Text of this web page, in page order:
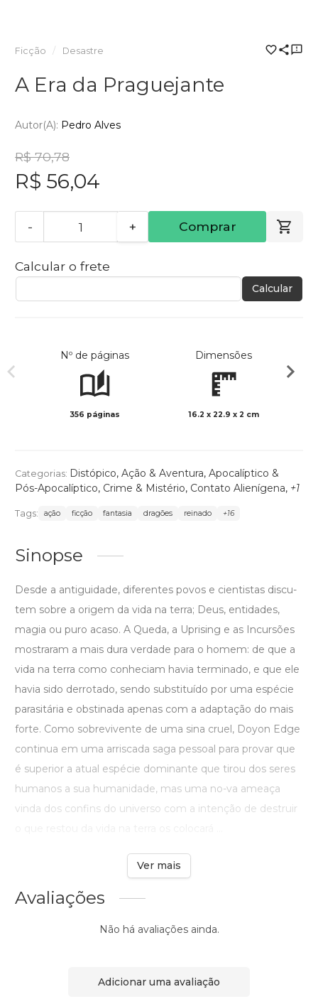
Ficção Desastre
A Era da Praguejante
Autor(a): Pedro Alves
R$ 70,78
R$ 56,04
- + Comprar
Calcular o frete
Calcular
Nº de páginas
356 páginas
Dimensões
16.2 x 22.9 x 2 cm
Categorias: Distópico, Ação & Aventura, Apocalíptico &
Pós-Apocalíptico, Crime & Mistério, Contato Alienígena, +1
Tags: ação ficção fantasia dragões reinado +16
Sinopse
Desde a antiguidade, diferentes povos e cientistas discu-
tem sobre a origem da vida na terra; Deus, entidades,
magia ou puro acaso. A Queda, a Uprising e as Incursões
mostraram a mais dura verdade para o homem: de que a
vida na terra como conheciam havia terminado, e que ele
havia sido derrotado, sendo substituído por uma espécie
parasitária e obstinada apenas com a adaptação do mais
forte. Como sobrevivente de uma sina cruel, Doyon Edge
continua em uma arriscada saga pessoal para provar que
é superior a atual espécie dominante que tirou dos seres
humanos a sua humanidade, mas uma no-va ameaça
vinda dos confins do universo com a intenção de destruir
Ver mais
Avaliações
Não há avaliações ainda.
Adicionar uma avaliação